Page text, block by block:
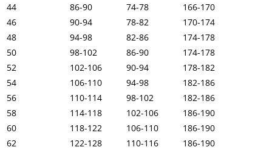
44
86-90 74-78
166-170
46
90-94 78-82
170-174
48
94-98 82-86
174-178
50
98-102 86-90
174-178
52
102-106 90-94
178-182
54
106-110 94-98
182-186
56
110-114 98-102
182-186
58
114-118 102-106
186-190
60
118-122 106-110
186-190
62
122-128 110-116
186-190